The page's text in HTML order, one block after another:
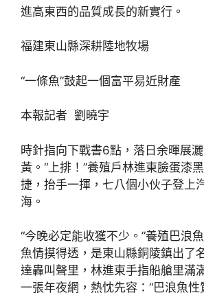
進高東西的品質成長的新實行。
福建東山縣深耕陸地牧場
“一條魚”鼓起一個富平易近財產
本報記者 劉曉宇
時針指向下戰書6點，落日余暉展
黃。“上排！”養殖戶林進東臉蛋漆
捷，抬手一揮，七八個小伙子登上
海。
“今晚必定能收獲不少。”養殖巴浪
魚情摸得透，是東山縣銅陵鎮出了
達轟叫聲里，林進東手指船艙里滿
一張年夜網，熱忱先容：“巴浪魚性